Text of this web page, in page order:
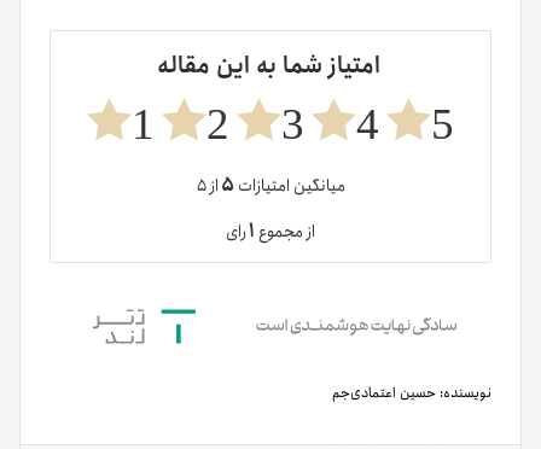
امتیاز شما به این مقاله
5
4
3
2
1
میانگین امتیازات ۵از ۵
از مجموع۱رای
نویسنده: حسین اعتمادی‌جم